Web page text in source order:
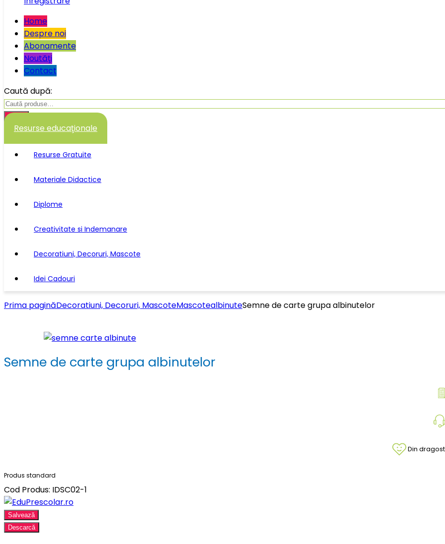
Home
Despre noi
Abonamente
Noutăţi
Contact
Caută după:
Caută
Resurse educaţionale
Resurse Gratuite
Materiale Didactice
Diplome
Creativitate si Indemanare
Decoratiuni, Decoruri, Mascote
Idei Cadouri
Prima paginăDecoratiuni, Decoruri, MascoteMascotealbinuteSemne de carte grupa albinutelor
Semne de carte grupa albinutelor
Din
Produs standard
Cod Produs: IDSC02-1
Salvează
Descarcă